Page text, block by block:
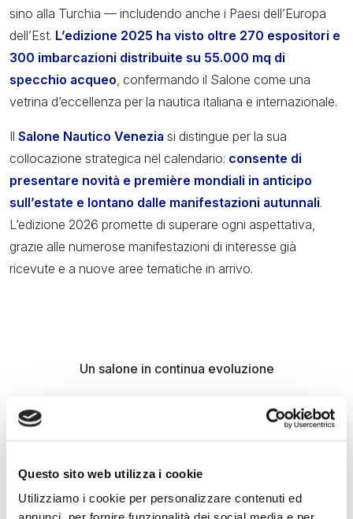
Questo sito web utilizza i cookie
Utilizziamo i cookie per personalizzare contenuti ed
sino alla Turchia — includendo anche i Paesi dell’Europa
dell’Est. L’edizione 2025 ha visto oltre 270 espositori e
300 imbarcazioni distribuite su 55.000 mq di
specchio acqueo , confermando il Salone come una
vetrina d’eccellenza per la nautica italiana e internazionale.
Il Salone Nautico Venezia si distingue per la sua
collocazione strategica nel calendario: consente di
presentare novità e première mondiali in anticipo
sull’estate e lontano dalle manifestazioni autunnali.
L’edizione 2026 promette di superare ogni aspettativa,
grazie alle numerose manifestazioni di interesse già
ricevute e a nuove aree tematiche in arrivo.
Un salone in continua evoluzione
Dallavela al motore, dai Super Yacht ai RIB, fino ai
Water Toys più innovativi, ilSalone Nautico Venezia
2026
si conferma l’appuntamento nautico a cui
passione, e dove professionisti, cantieri e appassionati